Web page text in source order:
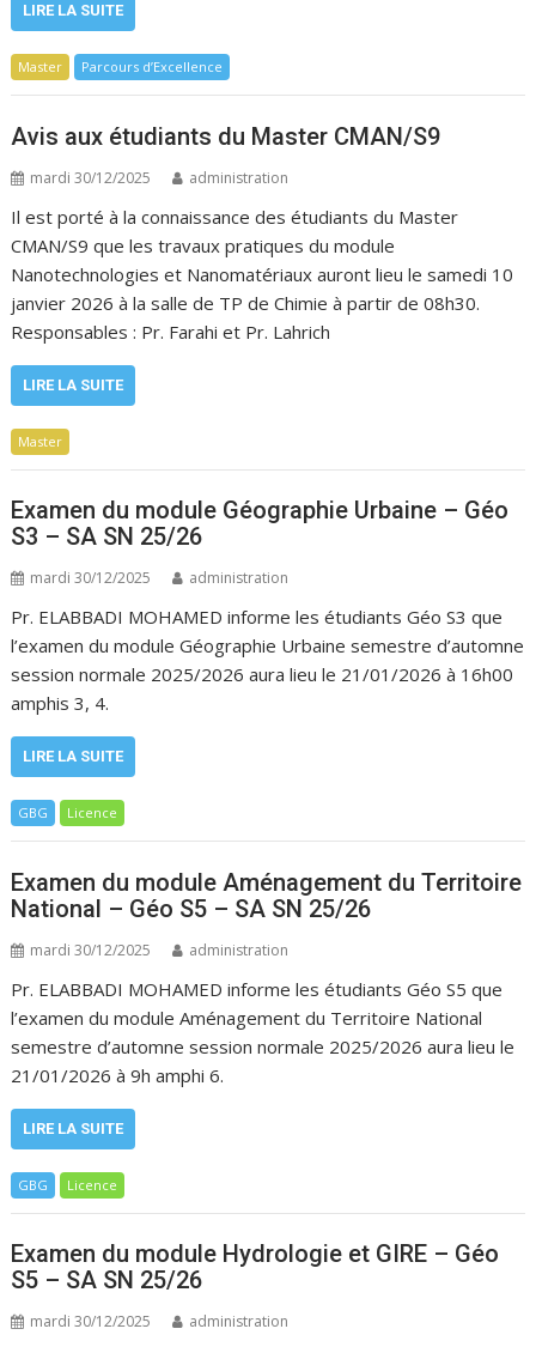
LIRE LA SUITE
Master Parcours d’Excellence
Avis aux étudiants du Master CMAN/S9
mardi 30/12/2025 administration
Il est porté à la connaissance des étudiants du Master
CMAN/S9 que les travaux pratiques du module
Nanotechnologies et Nanomatériaux auront lieu le samedi 10
janvier 2026 à la salle de TP de Chimie à partir de 08h30.
Responsables : Pr. Farahi et Pr. Lahrich
LIRE LA SUITE
Master
Examen du module Géographie Urbaine – Géo
S3 – SA SN 25/26
mardi 30/12/2025 administration
Pr. ELABBADI MOHAMED informe les étudiants Géo S3 que
l’examen du module Géographie Urbaine semestre d’automne
session normale 2025/2026 aura lieu le 21/01/2026 à 16h00
amphis 3, 4.
LIRE LA SUITE
GBG Licence
Examen du module Aménagement du Territoire
National – Géo S5 – SA SN 25/26
mardi 30/12/2025 administration
Pr. ELABBADI MOHAMED informe les étudiants Géo S5 que
l’examen du module Aménagement du Territoire National
semestre d’automne session normale 2025/2026 aura lieu le
21/01/2026 à 9h amphi 6.
LIRE LA SUITE
GBG Licence
Examen du module Hydrologie et GIRE – Géo
S5 – SA SN 25/26
mardi 30/12/2025 administration